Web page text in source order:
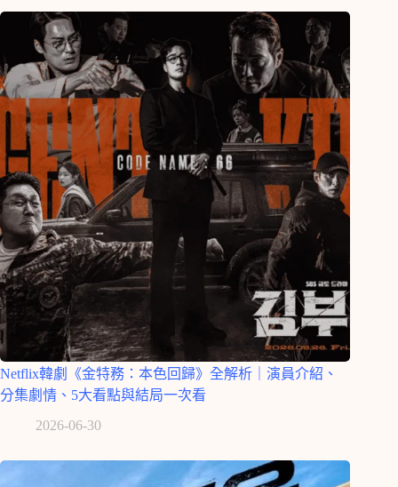
Netflix韓劇《金特務：本色回歸》全解析｜演員介紹、
分集劇情、5大看點與結局一次看
2026-06-30